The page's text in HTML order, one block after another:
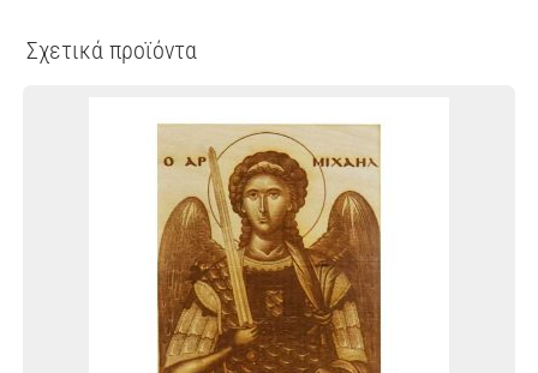
Σχετικά προϊόντα